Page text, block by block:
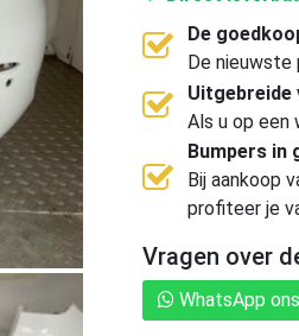
De
De nieuwste
Uitgebreide
Als u op een
Bumpers in
Bij aankoop
profiteer je
Vragen over
WhatsApp ons